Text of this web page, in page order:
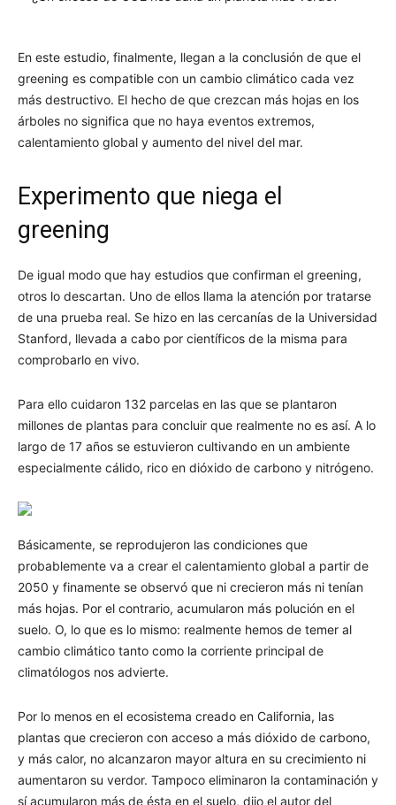
En este estudio, finalmente, llegan a la conclusión de que el
greening es compatible con un cambio climático cada vez
más destructivo. El hecho de que crezcan más hojas en los
árboles no significa que no haya eventos extremos,
calentamiento global y aumento del nivel del mar.
Experimento que niega el
greening
De igual modo que hay estudios que confirman el greening,
otros lo descartan. Uno de ellos llama la atención por tratarse
de una prueba real. Se hizo en las cercanías de la Universidad
Stanford, llevada a cabo por científicos de la misma para
comprobarlo en vivo.
Para ello cuidaron 132 parcelas en las que se plantaron
millones de plantas para concluir que realmente no es así. A lo
largo de 17 años se estuvieron cultivando en un ambiente
especialmente cálido, rico en dióxido de carbono y nitrógeno.
Básicamente, se reprodujeron las condiciones que
probablemente va a crear el calentamiento global a partir de
2050 y finamente se observó que ni crecieron más ni tenían
más hojas. Por el contrario, acumularon más polución en el
suelo. O, lo que es lo mismo: realmente hemos de temer al
cambio climático tanto como la corriente principal de
climatólogos nos advierte.
Por lo menos en el ecosistema creado en California, las
plantas que crecieron con acceso a más dióxido de carbono,
y más calor, no alcanzaron mayor altura en su crecimiento ni
aumentaron su verdor. Tampoco eliminaron la contaminación y
sí acumularon más de ésta en el suelo, dijo el autor del